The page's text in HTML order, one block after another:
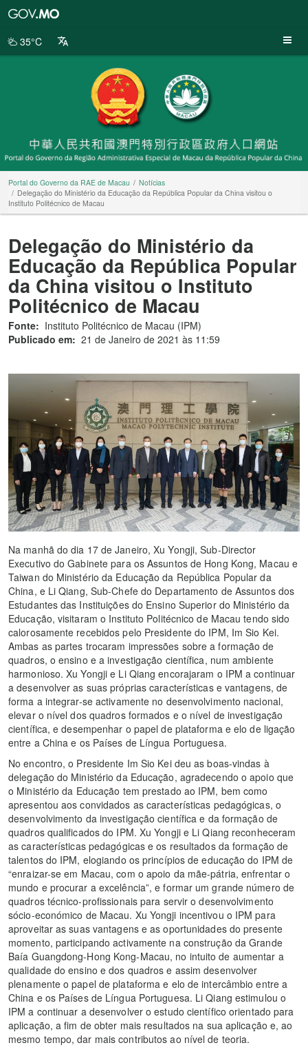
da
35°C
Portal do Governo da RAE de Macau
Notícias
Delegação do Ministério da Educação da República Popular da China visitou o
Instituto Politécnico de Macau
Delegação do Ministério da
Educação da República Popular
da China visitou o Instituto
Politécnico de Macau
Fonte: Instituto Politécnico de Macau (IPM)
Publicado em: 21 de Janeiro de 2021 às 11:59
Na manhã do dia 17 de Janeiro, Xu Yongji, Sub-Director
Executivo do Gabinete para os Assuntos de Hong Kong, Macau e
Taiwan do Ministério da Educação da República Popular da
China, e Li Qiang, Sub-Chefe do Departamento de Assuntos dos
Estudantes das Instituições do Ensino Superior do Ministério da
Educação, visitaram o Instituto Politécnico de Macau tendo sido
calorosamente recebidos pelo Presidente do IPM, Im Sio Kei.
Ambas as partes trocaram impressões sobre a formação de
quadros, o ensino e a investigação científica, num ambiente
harmonioso. Xu Yongji e Li Qiang encorajaram o IPM a continuar
a desenvolver as suas próprias características e vantagens, de
forma a integrar-se activamente no desenvolvimento nacional,
elevar o nível dos quadros formados e o nível de investigação
científica, e desempenhar o papel de plataforma e elo de ligação
entre a China e os Países de Língua Portuguesa.
No encontro, o Presidente Im Sio Kei deu as boas-vindas à
delegação do Ministério da Educação, agradecendo o apoio que
o Ministério da Educação tem prestado ao IPM, bem como
apresentou aos convidados as características pedagógicas, o
desenvolvimento da investigação científica e da formação de
quadros qualificados do IPM. Xu Yongji e Li Qiang reconheceram
as características pedagógicas e os resultados da formação de
talentos do IPM, elogiando os princípios de educação do IPM de
“enraizar-se em Macau, com o apoio da mãe-pátria, enfrentar o
mundo e procurar a excelência”, e formar um grande número de
quadros técnico-profissionais para servir o desenvolvimento
sócio-económico de Macau. Xu Yongji incentivou o IPM para
aproveitar as suas vantagens e as oportunidades do presente
momento, participando activamente na construção da Grande
Baía Guangdong-Hong Kong-Macau, no intuito de aumentar a
qualidade do ensino e dos quadros e assim desenvolver
plenamente o papel de plataforma e elo de intercâmbio entre a
China e os Países de Língua Portuguesa. Li Qiang estimulou o
IPM a continuar a desenvolver o estudo científico orientado para
aplicação, a fim de obter mais resultados na sua aplicação e, ao
mesmo tempo, dar mais contributos ao nível de teoria.